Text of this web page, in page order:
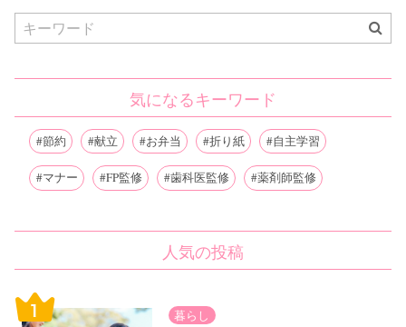
for:
気になるキーワード
節約 献立 お弁当 折り紙 自主学習
マナー FP監修 歯科医監修 薬剤師監修
人気の投稿
暮らし